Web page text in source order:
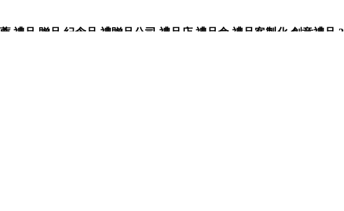
品,贈品,紀念品,禮贈品公司,禮品店,禮品盒,禮品客製化,創意禮品